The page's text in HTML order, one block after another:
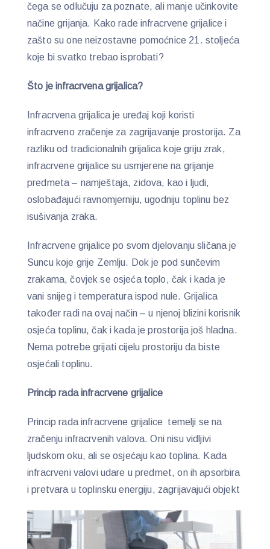
čega se odlučuju za poznate, ali manje učinkovite
načine grijanja. Kako rade infracrvene grijalice i
zašto su one neizostavne pomoćnice 21. stoljeća
koje bi svatko trebao isprobati?
Što je infracrvena grijalica?
Infracrvena grijalica je uređaj koji koristi
infracrveno zračenje za zagrijavanje prostorija. Za
razliku od tradicionalnih grijalica koje griju zrak,
infracrvene grijalice su usmjerene na grijanje
predmeta – namještaja, zidova, kao i ljudi,
oslobađajući ravnomjerniju, ugodniju toplinu bez
isušivanja zraka.
Infracrvene grijalice po svom djelovanju sličana je
Suncu koje grije Zemlju. Dok je pod sunčevim
zrakama, čovjek se osjeća toplo, čak i kada je
vani snijeg i temperatura ispod nule. Grijalica
također radi na ovaj način – u njenoj blizini korisnik
osjeća toplinu, čak i kada je prostorija još hladna.
Nema potrebe grijati cijelu prostoriju da biste
osjećali toplinu.
Princip rada infracrvene grijalice
Princip rada infracrvene grijalice temelji se na
zračenju infracrvenih valova. Oni nisu vidljivi
ljudskom oku, ali se osjećaju kao toplina. Kada
infracrveni valovi udare u predmet, on ih apsorbira
i pretvara u toplinsku energiju, zagrijavajući objekt